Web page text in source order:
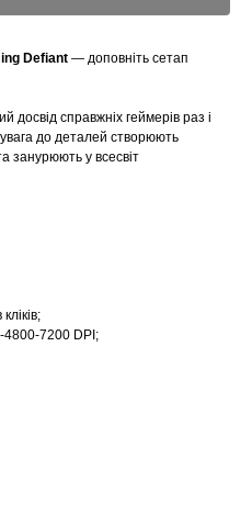
Defiant — доповніть сетап
досвід справжніх геймерів раз і
до деталей створюють
занурюють у всесвіт
4800-7200 DPI;